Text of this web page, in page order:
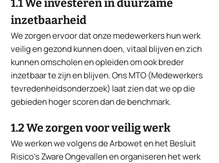
1.1 We investeren in duurzame
inzetbaarheid
We zorgen ervoor dat onze medewerkers hun werk
veilig en gezond kunnen doen, vitaal blijven en zich
kunnen omscholen en opleiden om ook breder
inzetbaar te zijn en blijven. Ons MTO (Medewerkers
tevredenheidsonderzoek) laat zien dat we op die
gebieden hoger scoren dan de benchmark.
1.2 We zorgen voor veilig werk
We werken we volgens de Arbowet en het Besluit
Risico’s Zware Ongevallen en organiseren het werk